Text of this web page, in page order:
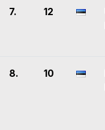
7. 12
8. 10